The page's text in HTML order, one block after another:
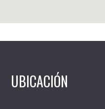
UBICACIÓN